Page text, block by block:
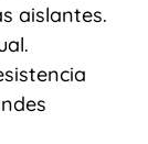
aislantes.